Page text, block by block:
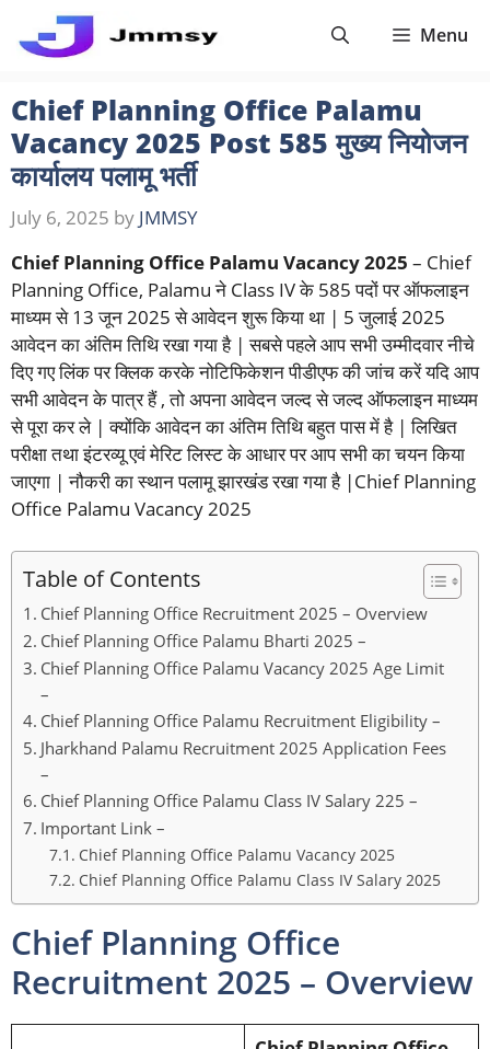
Menu
Chief Planning Office Palamu
Vacancy 2025 Post 585 मुख्य नियोजन
कार्यालय पलामू भर्ती
July 6, 2025 by JMMSY
Chief Planning Office Palamu Vacancy 2025 – Chief
Planning Office, Palamu ने Class IV के 585 पदों पर ऑफलाइन
माध्यम से 13 जून 2025 से आवेदन शुरू किया था | 5 जुलाई 2025
आवेदन का अंतिम तिथि रखा गया है | सबसे पहले आप सभी उम्मीदवार नीचे
दिए गए लिंक पर क्लिक करके नोटिफिकेशन पीडीएफ की जांच करें यदि आप
सभी आवेदन के पात्र हैं , तो अपना आवेदन जल्द से जल्द ऑफलाइन माध्यम
से पूरा कर ले | क्योंकि आवेदन का अंतिम तिथि बहुत पास में है | लिखित
परीक्षा तथा इंटरव्यू एवं मेरिट लिस्ट के आधार पर आप सभी का चयन किया
जाएगा | नौकरी का स्थान पलामू झारखंड रखा गया है |Chief Planning
Office Palamu Vacancy 2025
Table of Contents
Chief Planning Office Recruitment 2025 – Overview
Chief Planning Office Palamu Bharti 2025 –
Chief Planning Office Palamu Vacancy 2025 Age Limit
–
Chief Planning Office Palamu Recruitment Eligibility –
Jharkhand Palamu Recruitment 2025 Application Fees
–
Chief Planning Office Palamu Class IV Salary 225 –
Important Link –
Chief Planning Office Palamu Vacancy 2025
Chief Planning Office Palamu Class IV Salary 2025
Chief Planning Office
Recruitment 2025 – Overview